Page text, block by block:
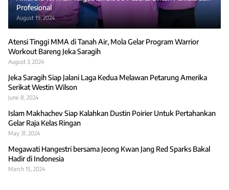
Profesional
August 19, 2024
Atensi Tinggi MMA di Tanah Air, Mola Gelar Program Warrior
Workout Bareng Jeka Saragih
August 3, 2024
Jeka Saragih Siap Jalani Laga Kedua Melawan Petarung Amerika
Serikat Westin Wilson
June 8, 2024
Islam Makhachev Siap Kalahkan Dustin Poirier Untuk Pertahankan
Gelar Raja Kelas Ringan
May 31, 2024
Megawati Hangestri bersama Jeong Kwan Jang Red Sparks Bakal
Hadir di Indonesia
March 15, 2024